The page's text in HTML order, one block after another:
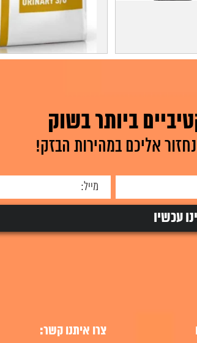
על המוצר
למידע על המוצר
ביותר בשוק
אליכם במהירות הבזק!
צרו איתנו קשר: